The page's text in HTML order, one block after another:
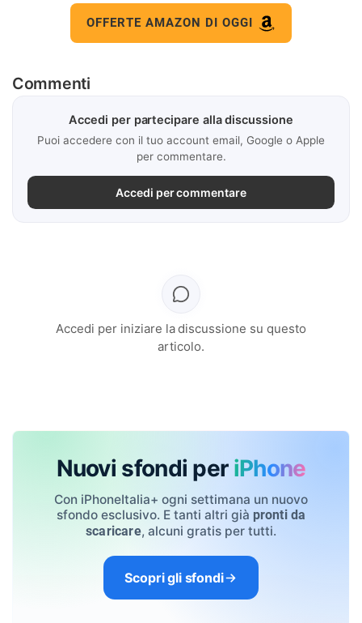
OFFERTE AMAZON DI OGGI
Commenti
Accedi per partecipare alla discussione
Puoi accedere con il tuo account email, Google o Apple
per commentare.
Accedi per commentare
Accedi per iniziare la discussione su questo
articolo.
Nuovi sfondi per iPhone
Con iPhoneItalia+ ogni settimana un nuovo
sfondo esclusivo. E tanti altri già pronti da
scaricare, alcuni gratis per tutti.
Scopri gli sfondi